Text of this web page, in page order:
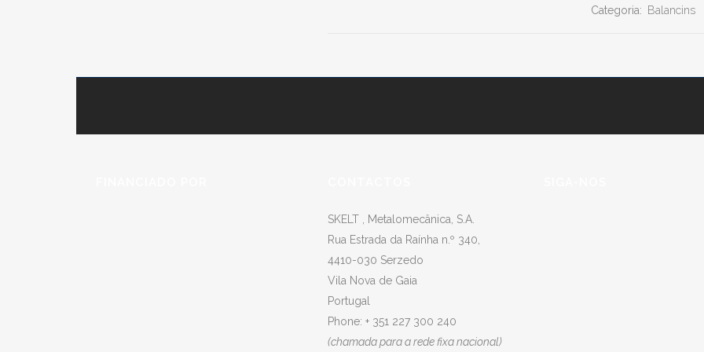
Categoria: Balancins
SKELT , Metalomecânica, S.A.
Rua Estrada da Raínha n.º 340,
4410-030 Serzedo
Vila Nova de Gaia
Portugal
Phone: + 351 227 300 240
(chamada para a rede fixa nacional)